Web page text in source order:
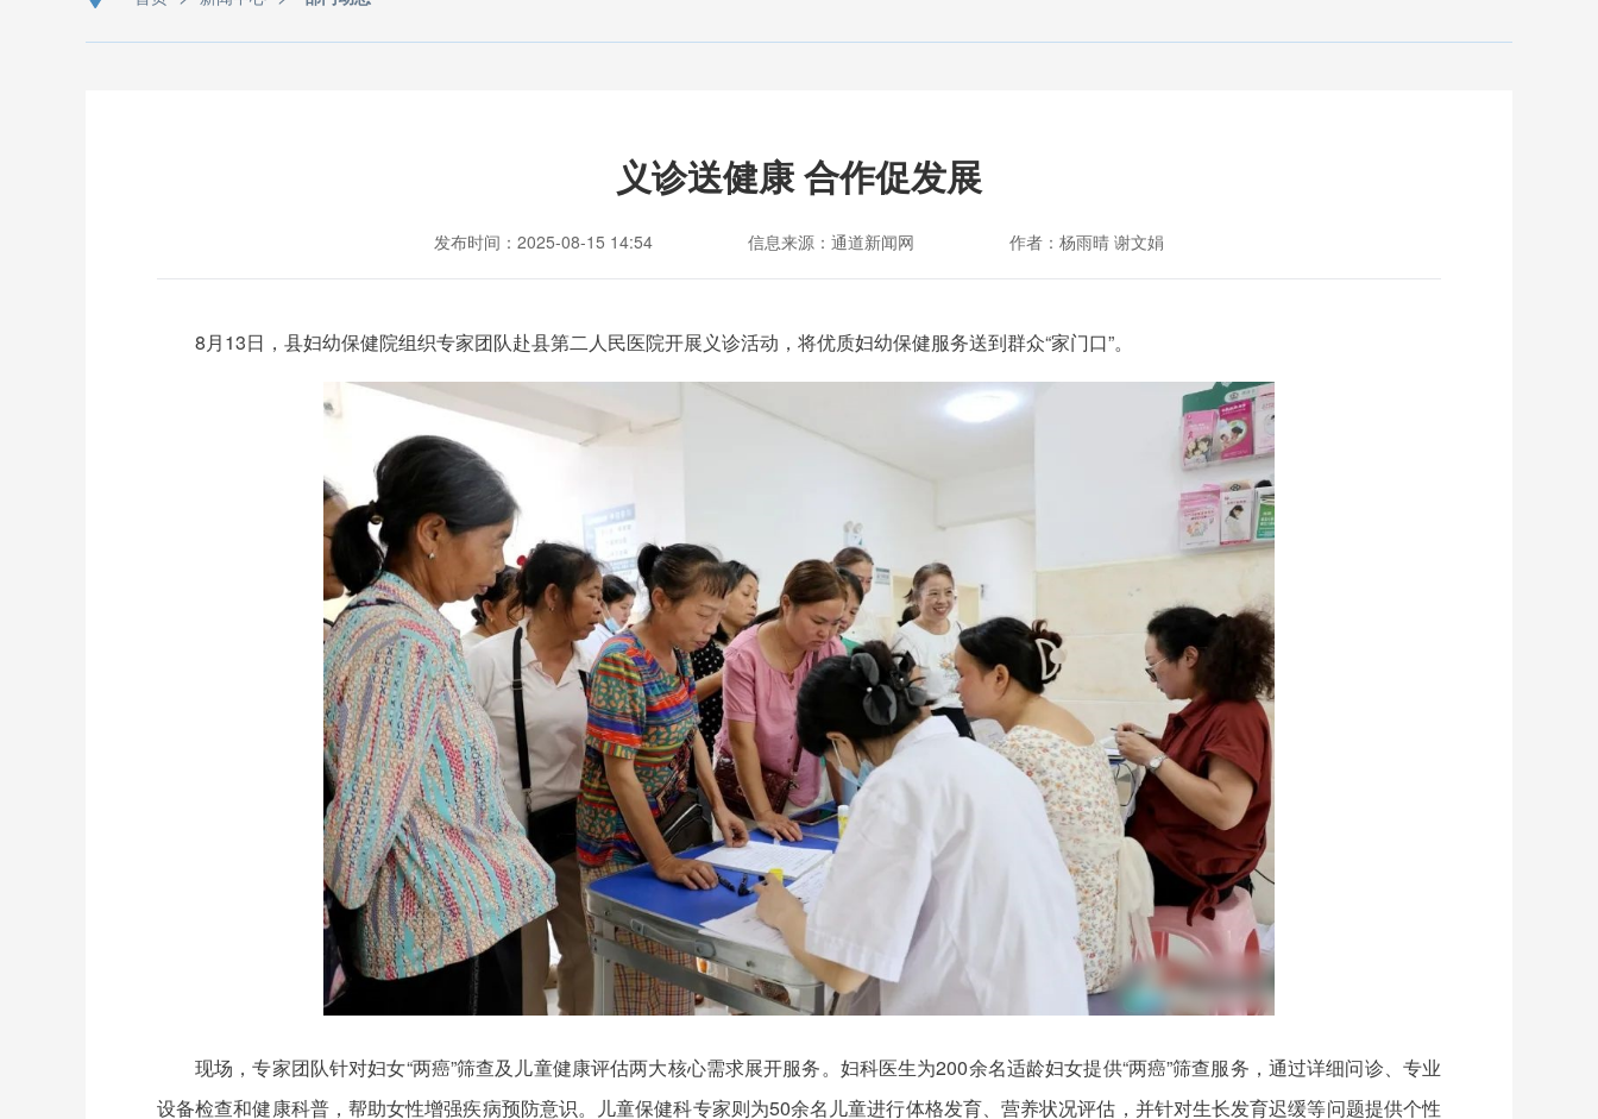
义诊送健康 合作促发展
发布时间：2025-08-15 14:54 信息来源：通道新闻网 作者：杨雨晴 谢文娟
8月13日，县妇幼保健院组织专家团队赴县第二人民医院开展义诊活动，将优质妇幼保健服务送到群众“家门口”。
现场，专家团队针对妇女“两癌”筛查及儿童健康评估两大核心需求展开服务。妇科医生为200余名适龄妇女提供“两癌”筛查服务，通过详细问诊、专业
设备检查和健康科普，帮助女性增强疾病预防意识。儿童保健科专家则为50余名儿童进行体格发育、营养状况评估，并针对生长发育迟缓等问题提供个性